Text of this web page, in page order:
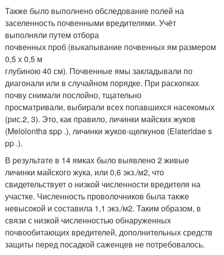
Также было выполнено обследование полей на
заселенность почвенными вредителями. Учёт
выполняли путем отбора
почвенных проб (выкапывание почвенных ям размером
0,5 х 0,5 м
глубиною 40 см). Почвенные ямы закладывали по
диагонали или в случайном порядке. При раскопках
почву снимали послойно, тщательно
просматривали, выбирали всех попавшихся насекомых
(рис.2, 3). Это, как правило, личинки майских жуков
(Melolontha spp .), личинки жуков-щелкунов (Elateridae s
pp .).
В результате в 14 ямках было выявлено 2 живые
личинки майского жука, или 0,6 экз./м2, что
свидетельствует о низкой численности вредителя на
участке. Численность проволочников была также
невысокой и составила 1,1 экз./м2. Таким образом, в
связи с низкой численностью обнаруженных
почвообитающих вредителей, дополнительных средств
защиты перед посадкой саженцев не потребовалось.